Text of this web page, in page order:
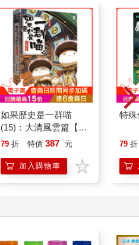
如果歷史是一群喵
(15)：大清風雲篇【萌
貓漫畫學歷史】
79 折 特價 387 元
加入購物車
特
79 折